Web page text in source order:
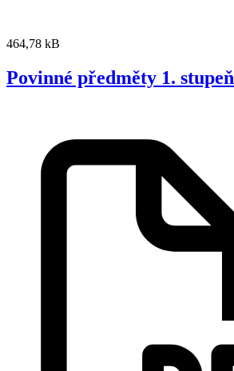
464,78 kB
Povinné předměty 1. stupeň